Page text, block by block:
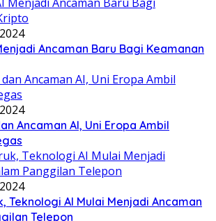
Ancaman Baru Bagi Keamanan
Ancaman AI, Uni Eropa Ambil
Teknologi AI Mulai Menjadi Ancaman
Telepon